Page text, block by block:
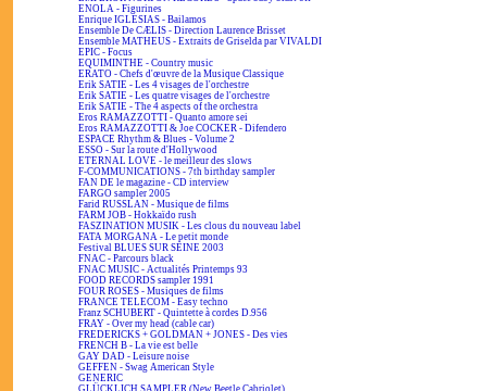
ENOLA - Figurines
Enrique IGLESIAS - Bailamos
Ensemble De CÆLIS - Direction Laurence Brisset
Ensemble MATHEUS - Extraits de Griselda par VIVALDI
EPIC - Focus
EQUIMINTHE - Country music
ERATO - Chefs d'œuvre de la Musique Classique
Erik SATIE - Les 4 visages de l'orchestre
Erik SATIE - Les quatre visages de l'orchestre
Erik SATIE - The 4 aspects of the orchestra
Eros RAMAZZOTTI - Quanto amore sei
Eros RAMAZZOTTI & Joe COCKER - Difendero
ESPACE Rhythm & Blues - Volume 2
ESSO - Sur la route d'Hollywood
ETERNAL LOVE - le meilleur des slows
F-COMMUNICATIONS - 7th birthday sampler
FAN DE le magazine - CD interview
FARGO sampler 2005
Farid RUSSLAN - Musique de films
FARM JOB - Hokkaïdo rush
FASZINATION MUSIK - Les clous du nouveau label
FATA MORGANA - Le petit monde
Festival BLUES SUR SEINE 2003
FNAC - Parcours black
FNAC MUSIC - Actualités Printemps 93
FOOD RECORDS sampler 1991
FOUR ROSES - Musiques de films
FRANCE TELECOM - Easy techno
Franz SCHUBERT - Quintette à cordes D.956
FRAY - Over my head (cable car)
FREDERICKS + GOLDMAN + JONES - Des vies
FRENCH B - La vie est belle
GAY DAD - Leisure noise
GEFFEN - Swag American Style
GENERIC
GLÜCKLICH SAMPLER (New Beetle Cabriolet)